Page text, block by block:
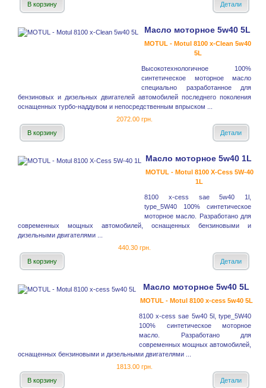
В корзину
Детали
Масло моторное 5w40 5L
MOTUL - Motul 8100 x-Clean 5w40
5L
Высокотехнологичное 100%
синтетическое моторное масло
специально разработанное для
бензиновых и дизельных двигателей автомобилей последнего поколения
оснащенных турбо-наддувом и непосредственным впрыском ...
2072.00 грн.
В корзину
Детали
Масло моторное 5w40 1L
MOTUL - Motul 8100 X-Cess 5W-40
1L
8100 x-cess sae 5w40 1l,
type_5W40 100% синтетическое
моторное масло. Разработано для
современных мощных автомобилей, оснащенных бензиновыми и
дизельными двигателями ...
440.30 грн.
В корзину
Детали
Масло моторное 5w40 5L
MOTUL - Motul 8100 x-cess 5w40 5L
8100 x-cess sae 5w40 5l, type_5W40
100% синтетическое моторное
масло. Разработано для
современных мощных автомобилей,
оснащенных бензиновыми и дизельными двигателями ...
1813.00 грн.
В корзину
Детали